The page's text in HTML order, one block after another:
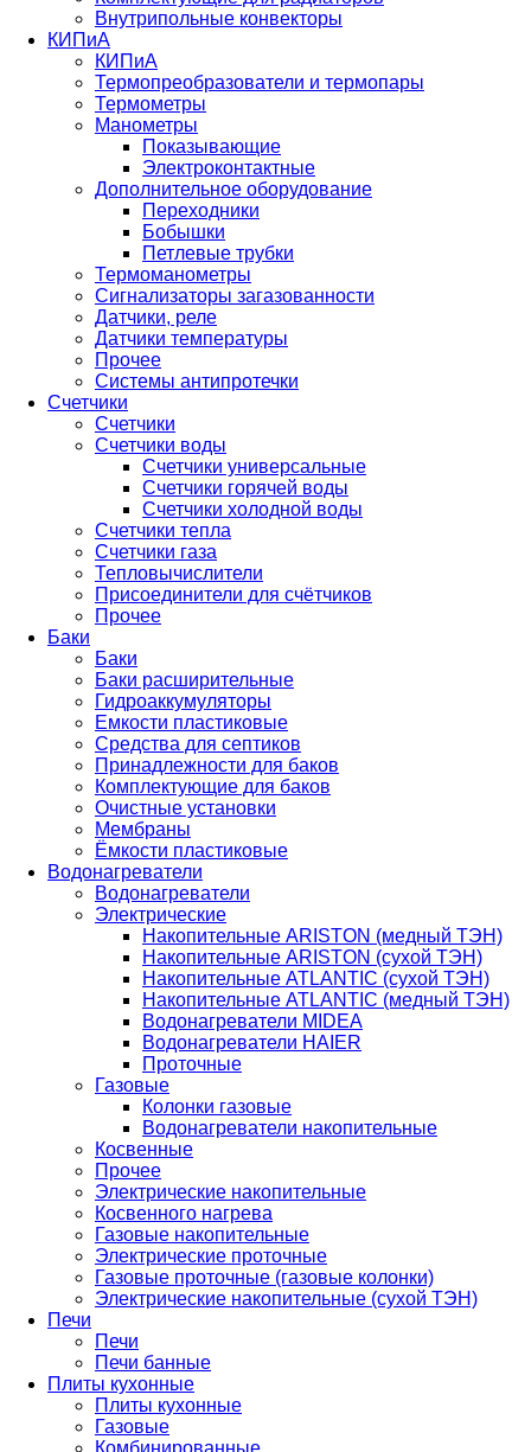
Внутрипольные конвекторы
КИПиА
КИПиА
Термопреобразователи и термопары
Термометры
Манометры
Показывающие
Электроконтактные
Дополнительное оборудование
Переходники
Бобышки
Петлевые трубки
Термоманометры
Сигнализаторы загазованности
Датчики, реле
Датчики температуры
Прочее
Системы антипротечки
Счетчики
Счетчики
Счетчики воды
Счетчики универсальные
Счетчики горячей воды
Счетчики холодной воды
Счетчики тепла
Счетчики газа
Тепловычислители
Присоединители для счётчиков
Прочее
Баки
Баки
Баки расширительные
Гидроаккумуляторы
Емкости пластиковые
Средства для септиков
Принадлежности для баков
Комплектующие для баков
Очистные установки
Мембраны
Ёмкости пластиковые
Водонагреватели
Водонагреватели
Электрические
Накопительные ARISTON (медный ТЭН)
Накопительные ARISTON (сухой ТЭН)
Накопительные ATLANTIC (сухой ТЭН)
Накопительные ATLANTIC (медный ТЭН)
Водонагреватели MIDEA
Водонагреватели HAIER
Проточные
Газовые
Колонки газовые
Водонагреватели накопительные
Косвенные
Прочее
Электрические накопительные
Косвенного нагрева
Газовые накопительные
Электрические проточные
Газовые проточные (газовые колонки)
Электрические накопительные (сухой ТЭН)
Печи
Печи
Печи банные
Плиты кухонные
Плиты кухонные
Газовые